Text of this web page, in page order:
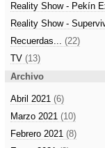
Reality Show - Pekín
Reality Show -
Recuerdas... (22)
TV (13)
Archivo
Abril 2021 (6)
Marzo 2021 (10)
Febrero 2021 (8)